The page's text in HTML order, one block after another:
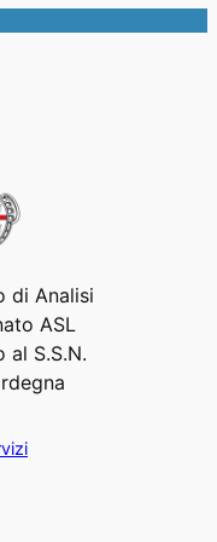
di Analisi
ASL
al S.S.N.